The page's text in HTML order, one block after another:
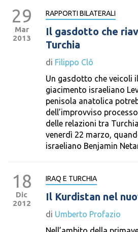
29
Mar
2013
RAPPORTI BILATERALI
Il gasdotto che
Turchia
di Filippo Clô
Un gasdotto che veicoli
giacimento israeliano
penisola anatolica
dell’improvviso
delle relazioni tra
venerdì 22 marzo,
israeliano Benjamin
18
Dic
2012
IRAQ E TURCHIA
Il Kurdistan nel
di Umberto Profazio